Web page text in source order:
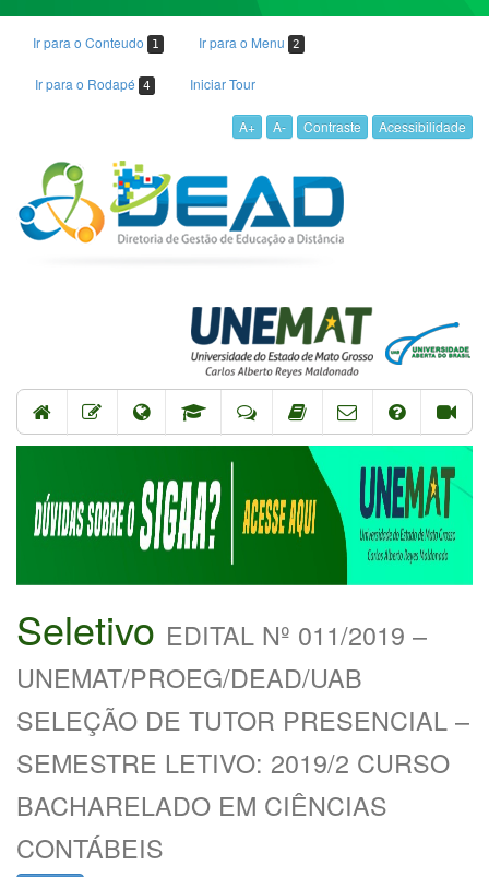
Ir para o Conteudo 1 Ir para o Menu 2
Ir para o Rodapé 4 Iniciar Tour
A+ A- Contraste Acessibilidade
Seletivo EDITAL Nº 011/2019 –
UNEMAT/PROEG/DEAD/UAB
SELEÇÃO DE TUTOR PRESENCIAL –
SEMESTRE LETIVO: 2019/2 CURSO
BACHARELADO EM CIÊNCIAS
CONTÁBEIS